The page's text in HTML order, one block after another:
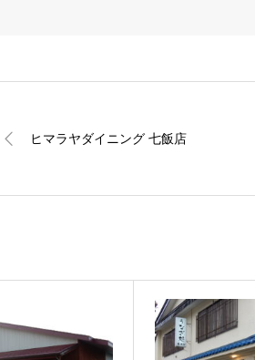
ヒマラヤダイニング 七飯店